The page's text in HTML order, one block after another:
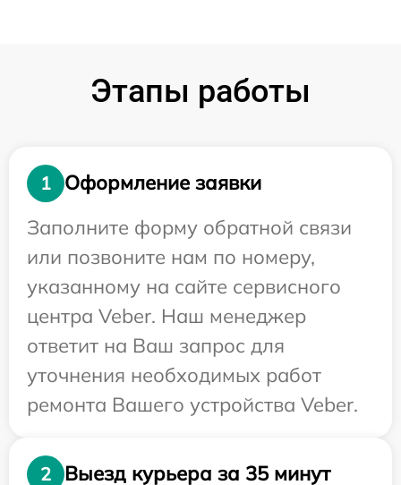
Этапы работы
1
Оформление заявки
Заполните форму обратной связи
или позвоните нам по номеру,
указанному на сайте сервисного
центра Veber. Наш менеджер
ответит на Ваш запрос для
уточнения необходимых работ
ремонта Вашего устройства Veber.
2 Выезд курьера за 35 минут